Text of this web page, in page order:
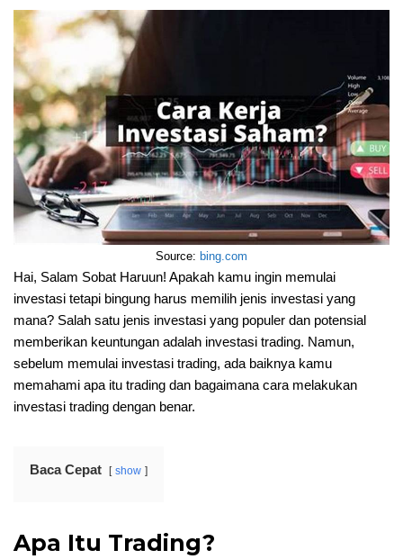
Source: bing.com
Hai, Salam Sobat Haruun! Apakah kamu ingin memulai
investasi tetapi bingung harus memilih jenis investasi yang
mana? Salah satu jenis investasi yang populer dan potensial
memberikan keuntungan adalah investasi trading. Namun,
sebelum memulai investasi trading, ada baiknya kamu
memahami apa itu trading dan bagaimana cara melakukan
investasi trading dengan benar.
Baca Cepat show
Apa Itu Trading?